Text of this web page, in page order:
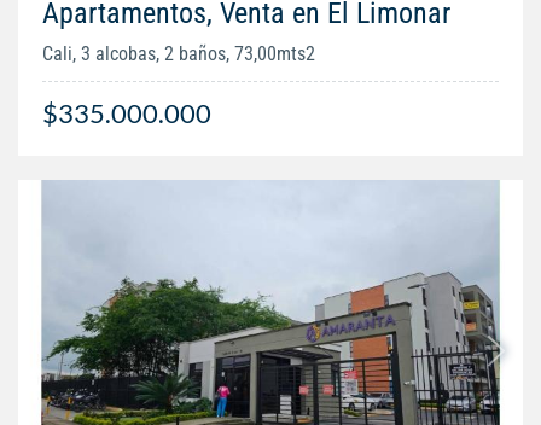
Apartamentos, Venta en El Limonar
Cali, 3 alcobas, 2 baños, 73,00mts2
$335.000.000